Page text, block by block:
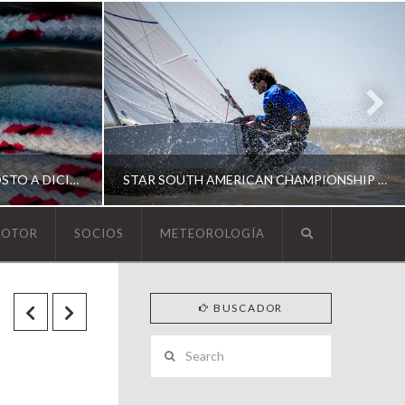
ESCUELA DE YACHTING | AGOSTO A DICIEMBRE 2026 STAR SOUTH AMERICAN CHAMPIONSHIP 2026
SOUTH AMERICAN STAR 2026
SOCIOS METEOROLOGÍA
BUSCADOR